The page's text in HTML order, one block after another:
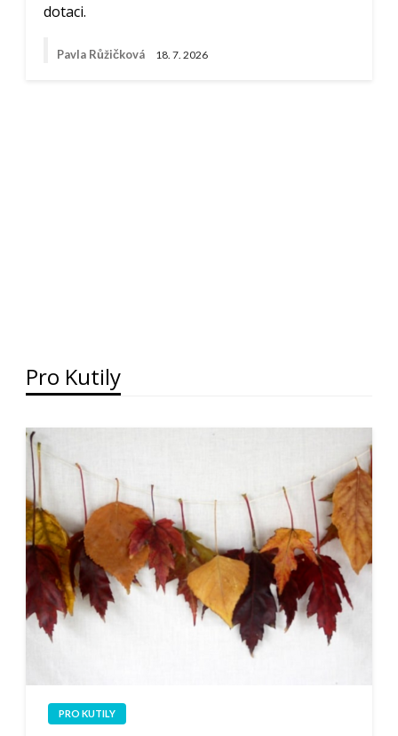
dotaci.
Pavla Růžičková 18. 7. 2026
Pro Kutily
PRO KUTILY